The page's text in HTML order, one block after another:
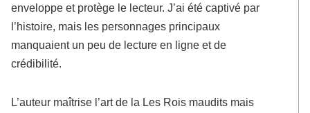
enveloppe et protège le lecteur. J’ai été captivé par
l’histoire, mais les personnages principaux
manquaient un peu de lecture en ligne et de
crédibilité.
L’auteur maîtrise l’art de la Les Rois maudits mais